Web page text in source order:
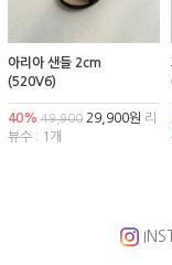
아리아 샌들 2cm
(520V6)
40% 49,900 29,900원 리
뷰수 : 1개